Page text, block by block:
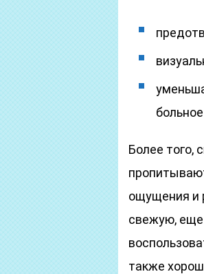
Более того,
ощущения и
свежую, еще
также